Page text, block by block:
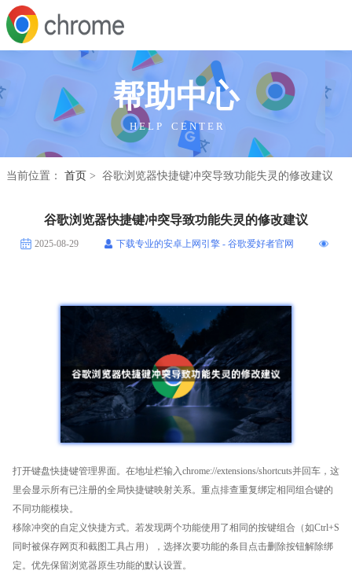
帮助中心
H E L P C E N T E R
当前位置： 首页 > 谷歌浏览器快捷键冲突导致功能失灵的修改建议
谷歌浏览器快捷键冲突导致功能失灵的修改建议
2025-08-29 下载专业的安卓上网引擎 - 谷歌爱好者官网
打开键盘快捷键管理界面。在地址栏输入chrome://extensions/shortcuts并回车，这
里会显示所有已注册的全局快捷键映射关系。重点排查重复绑定相同组合键的
不同功能模块。
移除冲突的自定义快捷方式。若发现两个功能使用了相同的按键组合（如Ctrl+S
同时被保存网页和截图工具占用），选择次要功能的条目点击删除按钮解除绑
定。优先保留浏览器原生功能的默认设置。